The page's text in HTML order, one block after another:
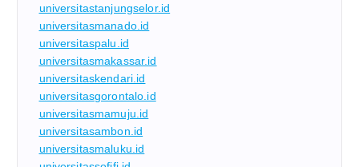
universitastanjungselor.id
universitasmanado.id
universitaspalu.id
universitasmakassar.id
universitaskendari.id
universitasgorontalo.id
universitasmamuju.id
universitasambon.id
universitasmaluku.id